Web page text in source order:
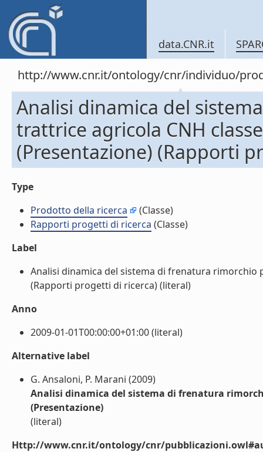
data.CNR.it
http://www.cnr.it/ontology/cnr/individuo/
Analisi dinamica del
trattrice agricola CNH classe
(Presentazione) (Rapporti
Type
Prodotto della ricerca
(Classe)
Rapporti progetti di ricerca (Classe)
Label
Analisi dinamica del sistema di frenatura rimorchio
(Rapporti progetti di ricerca) (literal)
Anno
2009-01-01T00:00:00+01:00 (literal)
Alternative label
G. Ansaloni, P. Marani (2009)
Analisi dinamica del sistema di frenatura
(Presentazione)
(literal)
Http://www.cnr.it/ontology/cnr/